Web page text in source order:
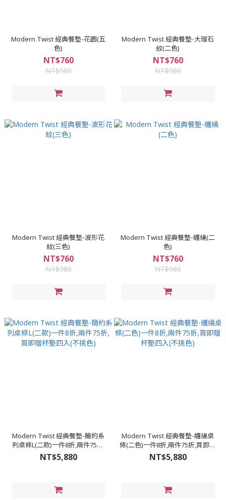
Modern Twist 經典餐墊-花園(五
色)
NT$760
NT$980
Modern Twist 經典餐墊-大理石
紋(二色)
NT$760
NT$980
Modern Twist 經典餐墊-波形花
紋(三色)
NT$760
NT$980
Modern Twist 經典餐墊-纏繞(二
色)
NT$760
NT$980
Modern Twist 經典餐墊-簡約系
列桌條L(二款)一件8折,兩件75折,
買即贈杯墊四入(不挑色)
NT$5,880
Modern Twist 經典餐墊-纏繞桌
條(二色)一件8折,兩件75折,買即贈
杯墊四入(不挑色)
NT$5,880